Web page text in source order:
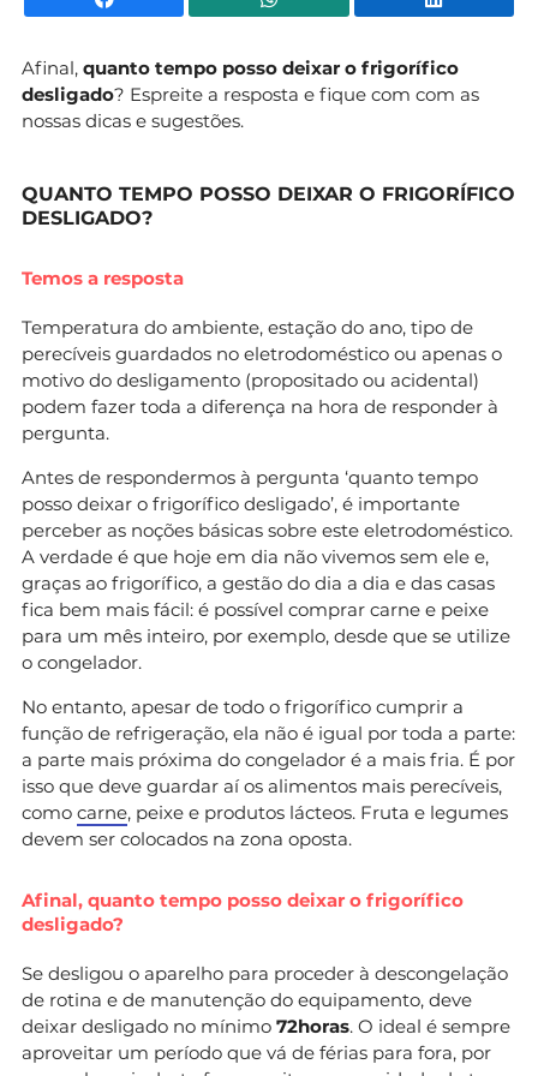
Afinal, quanto tempo posso deixar o frigorífico
desligado? Espreite a resposta e fique com com as
nossas dicas e sugestões.
QUANTO TEMPO POSSO DEIXAR O FRIGORÍFICO
DESLIGADO?
Temos a resposta
Temperatura do ambiente, estação do ano, tipo de
perecíveis guardados no eletrodoméstico ou apenas o
motivo do desligamento (propositado ou acidental)
podem fazer toda a diferença na hora de responder à
pergunta.
Antes de respondermos à pergunta ‘quanto tempo
posso deixar o frigorífico desligado’, é importante
perceber as noções básicas sobre este eletrodoméstico.
A verdade é que hoje em dia não vivemos sem ele e,
graças ao frigorífico, a gestão do dia a dia e das casas
fica bem mais fácil: é possível comprar carne e peixe
para um mês inteiro, por exemplo, desde que se utilize
o congelador.
No entanto, apesar de todo o frigorífico cumprir a
função de refrigeração, ela não é igual por toda a parte:
a parte mais próxima do congelador é a mais fria. É por
isso que deve guardar aí os alimentos mais perecíveis,
como carne, peixe e produtos lácteos. Fruta e legumes
devem ser colocados na zona oposta.
Afinal, quanto tempo posso deixar o frigorífico
desligado?
Se desligou o aparelho para proceder à descongelação
de rotina e de manutenção do equipamento, deve
deixar desligado no mínimo 72horas. O ideal é sempre
aproveitar um período que vá de férias para fora, por